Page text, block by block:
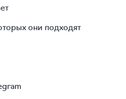
они подходят